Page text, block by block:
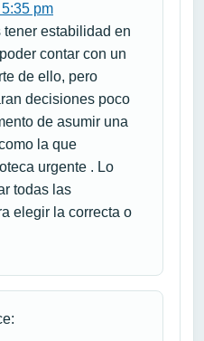
pm
tener estabilidad en
contar con un
de ello, pero
decisiones poco
de asumir una
la que
urgente . Lo
todas las
elegir la correcta o